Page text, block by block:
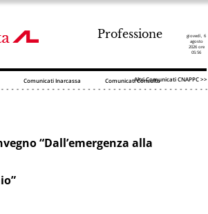
Professione
giovedì, 6
agosto
2026 ore
05:56
Comunicati Inarcassa Comunicati ConsultaAltri Comunicati CNAPPC >>
“Dall’emergenza alla